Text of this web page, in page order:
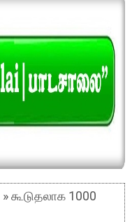
» கூடுதலாக 1000